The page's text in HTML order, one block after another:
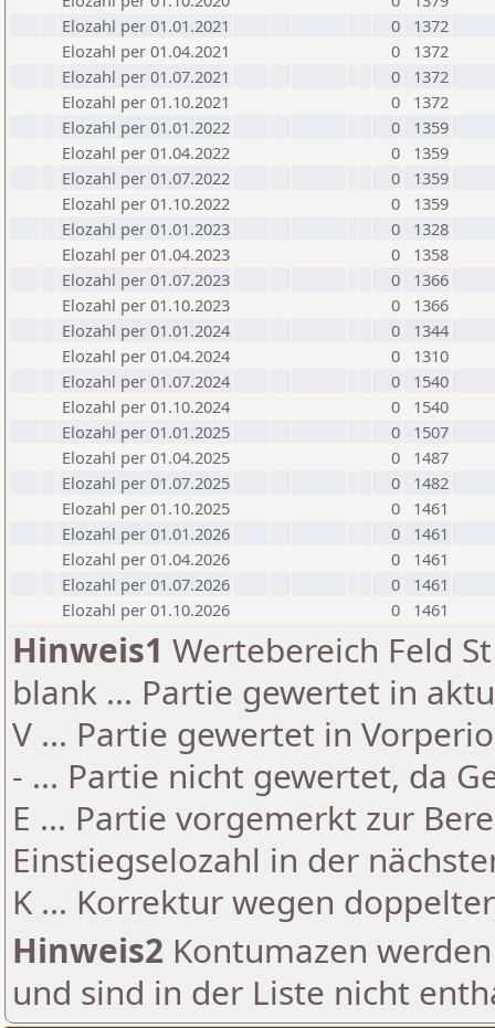
Elozahl per 01.01.2021
0
1372
Elozahl per 01.04.2021
0
1372
Elozahl per 01.07.2021
0
1372
Elozahl per 01.10.2021
0
1372
Elozahl per 01.01.2022
0
1359
Elozahl per 01.04.2022
0
1359
Elozahl per 01.07.2022
0
1359
Elozahl per 01.10.2022
0
1359
Elozahl per 01.01.2023
0
1328
Elozahl per 01.04.2023
0
1358
Elozahl per 01.07.2023
0
1366
Elozahl per 01.10.2023
0
1366
Elozahl per 01.01.2024
0
1344
Elozahl per 01.04.2024
0
1310
Elozahl per 01.07.2024
0
1540
Elozahl per 01.10.2024
0
1540
Elozahl per 01.01.2025
0
1507
Elozahl per 01.04.2025
0
1487
Elozahl per 01.07.2025
0
1482
Elozahl per 01.10.2025
0
1461
Elozahl per 01.01.2026
0
1461
Elozahl per 01.04.2026
0
1461
Elozahl per 01.07.2026
0
1461
Elozahl per 01.10.2026
0 1461
Hinweis1 Wertebereich Feld
blank ... Partie gewertet in
V ... Partie gewertet in
- ... Partie nicht gewertet, da
E ... Partie vorgemerkt zur
Einstiegselozahl in der
K ... Korrektur wegen
Hinweis2 Kontumazen
und sind in der Liste nicht